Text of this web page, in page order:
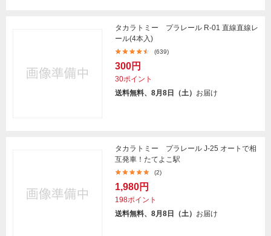
タカラトミー プラレール R-01 直線直線レ
ール(4本入)
(639)
300円
30ポイント
送料無料、8月8日（土） お届け
タカラトミー プラレール J-25 オートで相
互発車！たてよこ駅
(2)
1,980円
198ポイント
送料無料、8月8日（土） お届け